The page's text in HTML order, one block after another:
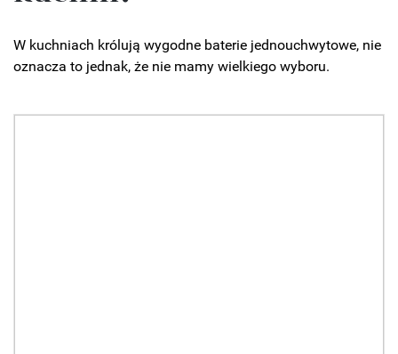
W kuchniach królują wygodne baterie jednouchwytowe, nie
oznacza to jednak, że nie mamy wielkiego wyboru.